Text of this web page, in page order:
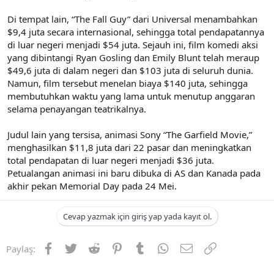
Di tempat lain, “The Fall Guy” dari Universal menambahkan
$9,4 juta secara internasional, sehingga total pendapatannya
di luar negeri menjadi $54 juta. Sejauh ini, film komedi aksi
yang dibintangi Ryan Gosling dan Emily Blunt telah meraup
$49,6 juta di dalam negeri dan $103 juta di seluruh dunia.
Namun, film tersebut menelan biaya $140 juta, sehingga
membutuhkan waktu yang lama untuk menutup anggaran
selama penayangan teatrikalnya.
Judul lain yang tersisa, animasi Sony “The Garfield Movie,”
menghasilkan $11,8 juta dari 22 pasar dan meningkatkan
total pendapatan di luar negeri menjadi $36 juta.
Petualangan animasi ini baru dibuka di AS dan Kanada pada
akhir pekan Memorial Day pada 24 Mei.
Cevap yazmak için giriş yap yada kayıt ol.
Paylaş: Facebook
TwitterReddit PinterestTumblrWhatsApp
E-postaLink